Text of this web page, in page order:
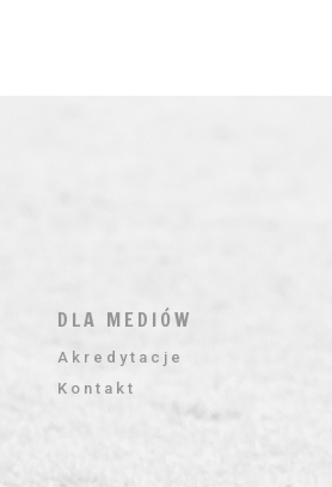
DLA MEDIÓW
Akredytacje
Kontakt